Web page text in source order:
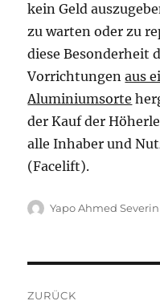
kein Geld
zu warten oder zu
diese Besonderheit
Vorrichtungenaus
Aluminiumsorte
der Kauf der
alle Inhaber und
(Facelift).
Autor
Yapo Ahmed Severin
ZURÜCK